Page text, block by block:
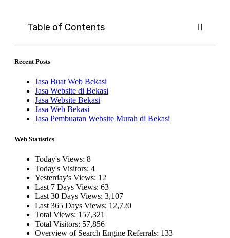
Table of Contents
Recent Posts
Jasa Buat Web Bekasi
Jasa Website di Bekasi
Jasa Website Bekasi
Jasa Web Bekasi
Jasa Pembuatan Website Murah di Bekasi
Web Statistics
Today's Views: 8
Today's Visitors: 4
Yesterday's Views: 12
Last 7 Days Views: 63
Last 30 Days Views: 3,107
Last 365 Days Views: 12,720
Total Views: 157,321
Total Visitors: 57,856
Overview of Search Engine Referrals: 133